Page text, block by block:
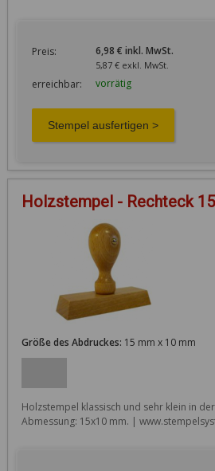
Preis: 6,98 € inkl. MwSt.
5,87 € exkl. MwSt.
erreichbar: vorrätig
Holzstempel - Rechteck
Größe des Abdruckes: 15 mm x 10 mm
Holzstempel klassisch und sehr klein in
Abmessung: 15x10 mm. |